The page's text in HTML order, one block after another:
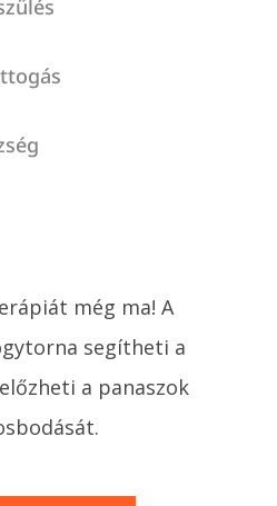
még ma! A
segítheti a
a panaszok